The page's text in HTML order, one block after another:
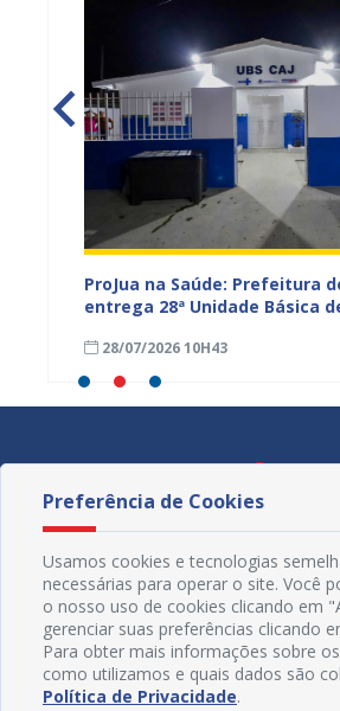
ProJua na Saúde: Prefeitura
entrega 28ª Unidade Básica
Atenção Primária
28/07/2026 10H43
Preferência de Cookies
Usamos cookies e tecnologias
necessárias para operar o site. Você
o nosso uso de cookies clicando em
gerenciar suas preferências clicando
Para obter mais informações sobre
como utilizamos e quais dados são
Política de Privacidade.